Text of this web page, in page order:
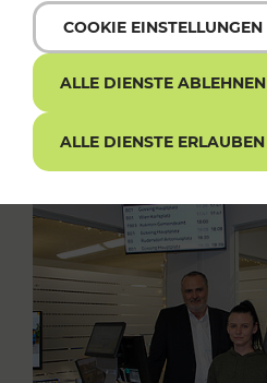
COOKIE EINSTELLUNGEN
ALLE DIENSTE ABLEHNEN
ALLE DIENSTE ERLAUBEN